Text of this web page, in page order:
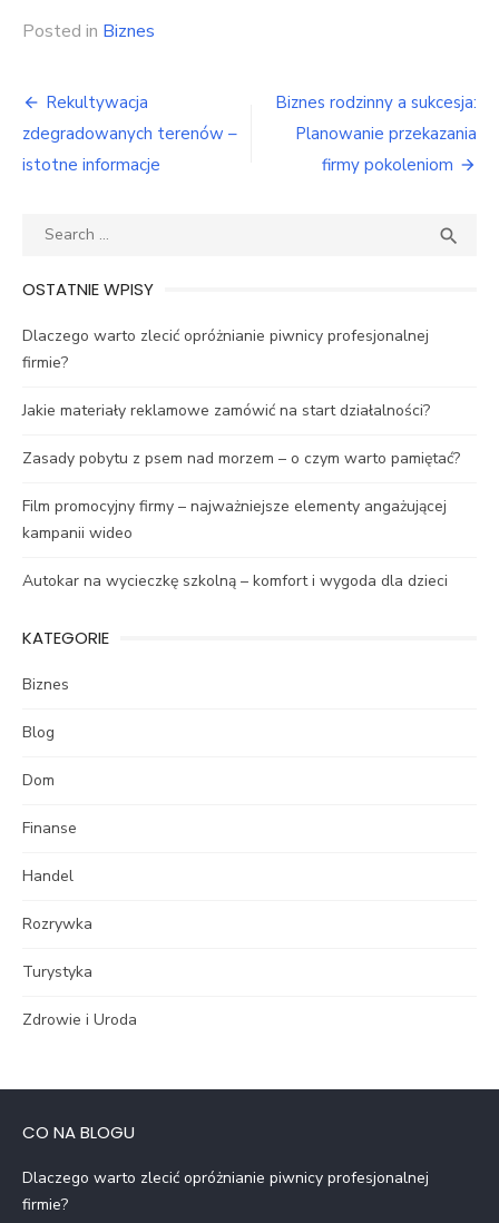
Posted in Biznes
Nawigacja
wpisu
Rekultywacja
zdegradowanych terenów –
istotne informacje
Biznes rodzinny a sukcesja:
Planowanie przekazania
firmy pokoleniom
Search

OSTATNIE WPISY
Dlaczego warto zlecić opróżnianie piwnicy profesjonalnej
firmie?
Jakie materiały reklamowe zamówić na start działalności?
Zasady pobytu z psem nad morzem – o czym warto pamiętać?
Film promocyjny firmy – najważniejsze elementy angażującej
kampanii wideo
Autokar na wycieczkę szkolną – komfort i wygoda dla dzieci
KATEGORIE
Biznes
Blog
Dom
Finanse
Handel
Rozrywka
Turystyka
Zdrowie i Uroda
CO NA BLOGU
Dlaczego warto zlecić opróżnianie piwnicy profesjonalnej
firmie?